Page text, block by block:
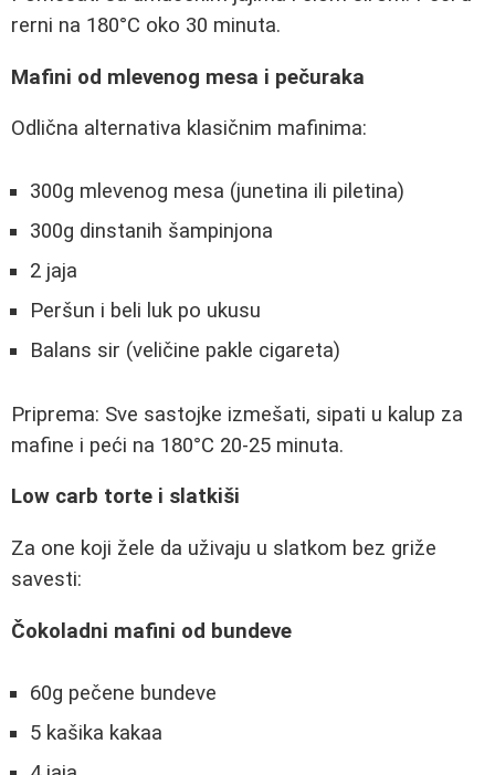
rerni na 180°C oko 30 minuta.
Mafini od mlevenog mesa i pečuraka
Odlična alternativa klasičnim mafinima:
300g mlevenog mesa (junetina ili piletina)
300g dinstanih šampinjona
2 jaja
Peršun i beli luk po ukusu
Balans sir (veličine pakle cigareta)
Priprema: Sve sastojke izmešati, sipati u kalup za
mafine i peći na 180°C 20-25 minuta.
Low carb torte i slatkiši
Za one koji žele da uživaju u slatkom bez griže
savesti:
Čokoladni mafini od bundeve
60g pečene bundeve
5 kašika kakaa